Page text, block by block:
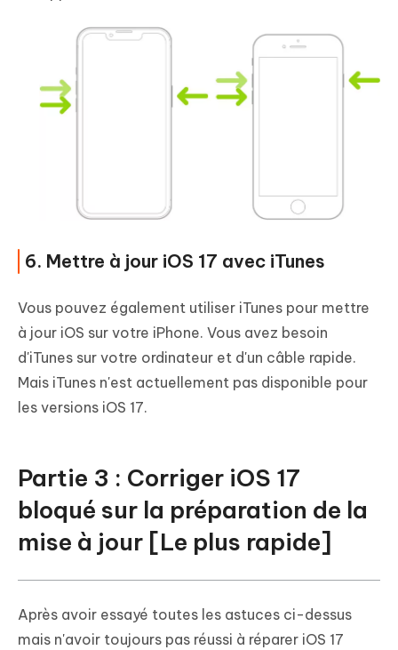
6. Mettre à jour iOS 17 avec iTunes
Vous pouvez également utiliser iTunes pour mettre
à jour iOS sur votre iPhone. Vous avez besoin
d'iTunes sur votre ordinateur et d'un câble rapide.
Mais iTunes n'est actuellement pas disponible pour
les versions iOS 17.
Partie 3 : Corriger iOS 17
bloqué sur la préparation de la
mise à jour [Le plus rapide]
Après avoir essayé toutes les astuces ci-dessus
mais n'avoir toujours pas réussi à réparer iOS 17